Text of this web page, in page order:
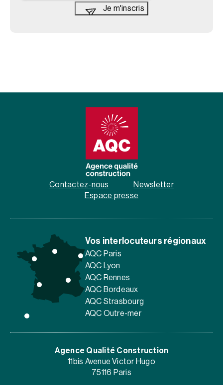
Contactez-nous
Newsletter
Espace presse
Vos interlocuteurs régionaux
AQC Paris
AQC Lyon
AQC Rennes
AQC Bordeaux
AQC Strasbourg
AQC Outre-mer
Agence Qualité Construction
11bis Avenue Victor Hugo
75116 Paris